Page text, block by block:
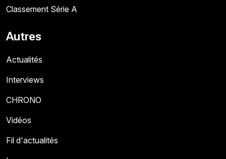
Classement Série A
Autres
Actualités
Interviews
CHRONO
Vidéos
Fil d'actualités